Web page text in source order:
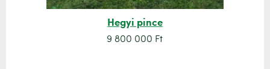
Hegyi pince
9 800 000 Ft